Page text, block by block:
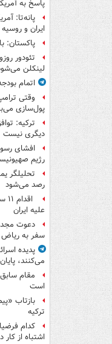
پاسخ به
پانه‌تا:
ایران و
پاکستان:
تئودور
لینکلن
اتمام
وقتی
پول‌سازی
ترکیه:
دیگری نیست
افشای
رژیم
تحلیلگر
رصد می‌شود
علیه ایران
دعوت
سفر به ریاض
پدیده
می‌کنند،
مقام
است
بازتاب
ترکیه
کدام
اشتباه از کار